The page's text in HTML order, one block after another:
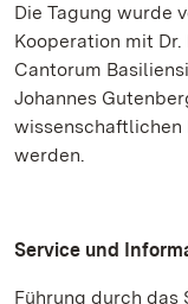
Die Tagung wurde
Kooperation mit
Cantorum
Johannes
werden.
Service und
Führung durch das